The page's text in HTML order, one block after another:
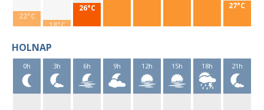
22°C
18°C
26°C 27°C
HOLNAP
0h 3h 6h 9h 12h 15h 18h 21h